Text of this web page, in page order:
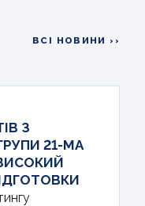
ВСІ НОВИНИ ››
З
21-МА